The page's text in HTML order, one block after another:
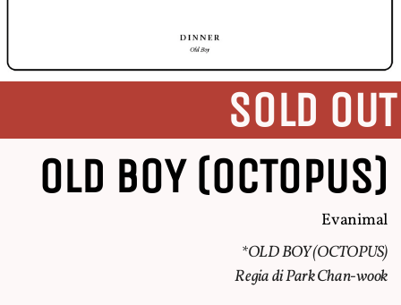
SOLD OUT
OLD BOY (OCTOPUS)
Evanimal
*OLD BOY (OCTOPUS)
Regia di Park Chan-wook